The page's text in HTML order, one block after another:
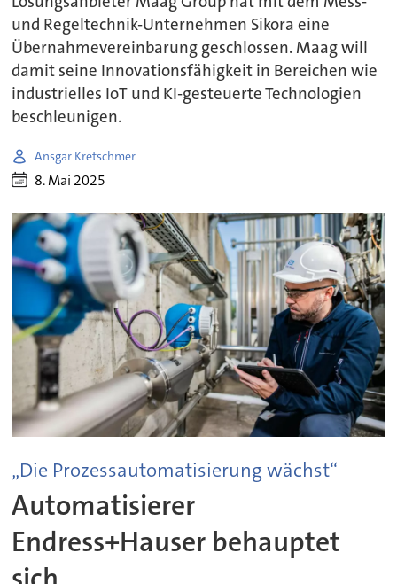
und Regeltechnik-Unternehmen Sikora eine
Übernahmevereinbarung geschlossen. Maag will
damit seine Innovationsfähigkeit in Bereichen wie
industrielles IoT und KI-gesteuerte Technologien
beschleunigen.
Ansgar Kretschmer
8. Mai 2025
„Die Prozessautomatisierung wächst“
Automatisierer
Endress+Hauser behauptet